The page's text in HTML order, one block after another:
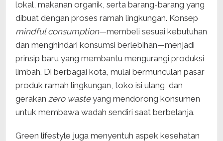
lokal, makanan organik, serta barang-barang yang
dibuat dengan proses ramah lingkungan. Konsep
mindful consumption—membeli sesuai kebutuhan
dan menghindari konsumsi berlebihan—menjadi
prinsip baru yang membantu mengurangi produksi
limbah. Di berbagai kota, mulai bermunculan pasar
produk ramah lingkungan, toko isi ulang, dan
gerakan zero wasteyang mendorong konsumen
untuk membawa wadah sendiri saat berbelanja.
Green lifestyle juga menyentuh aspek kesehatan